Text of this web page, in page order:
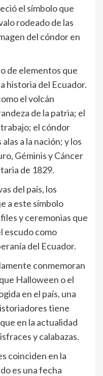
el símbolo que
rodeado de las
del cóndor en
de elementos que
historia del Ecuador.
el volcán
de la patria; el
el cóndor
a la nación; y los
Géminis y Cáncer
de 1829.
del país, los
a este símbolo
y ceremonias que
escudo como
del Ecuador.
conmemoran
Halloween o el
en el país, una
tiene
en la actualidad
y calabazas.
coinciden en la
es una fecha